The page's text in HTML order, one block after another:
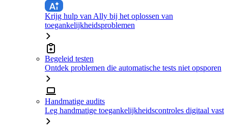
Krijg hulp van Ally bij het oplossen van
toegankelijkheidsproblemen
Begeleid testen
Ontdek problemen die automatische tests niet opsporen
Handmatige audits
Leg handmatige toegankelijkheidscontroles digitaal vast